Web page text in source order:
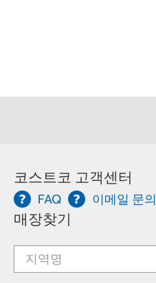
코스트코 고객센터
FAQ 이메일 문의
매장찾기